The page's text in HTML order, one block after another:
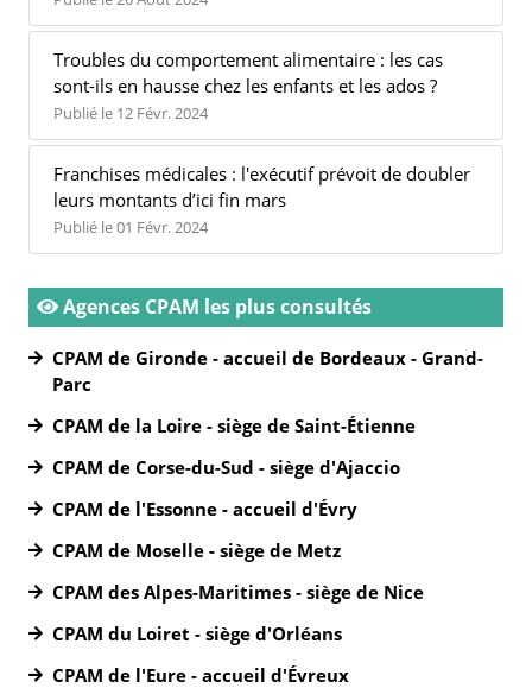
Troubles du comportement alimentaire : les cas
sont-ils en hausse chez les enfants et les ados ?
Publié le 12 Févr. 2024
Franchises médicales : l'exécutif prévoit de doubler
leurs montants d’ici fin mars
Publié le 01 Févr. 2024
Agences CPAM les plus consultés
CPAM de Gironde - accueil de Bordeaux - Grand-
Parc
CPAM de la Loire - siège de Saint-Étienne
CPAM de Corse-du-Sud - siège d'Ajaccio
CPAM de l'Essonne - accueil d'Évry
CPAM de Moselle - siège de Metz
CPAM des Alpes-Maritimes - siège de Nice
CPAM du Loiret - siège d'Orléans
CPAM de l'Eure - accueil d'Évreux